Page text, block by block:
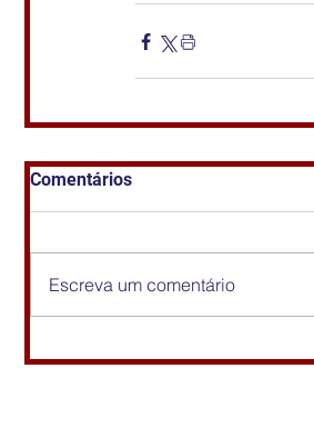
Comentários
Escreva um comentário